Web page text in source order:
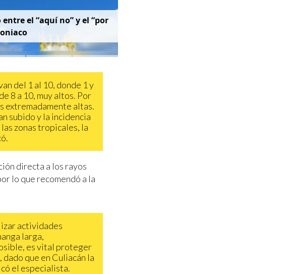
el “aquí no” y el “por
del 1 al 10, donde 1 y
8 a 10, muy altos. Por
extremadamente altas.
subido y la incidencia
zonas tropicales, la
directa a los rayos
lo que recomendó a la
actividades
larga,
es vital proteger
que en Culiacán la
el especialista.